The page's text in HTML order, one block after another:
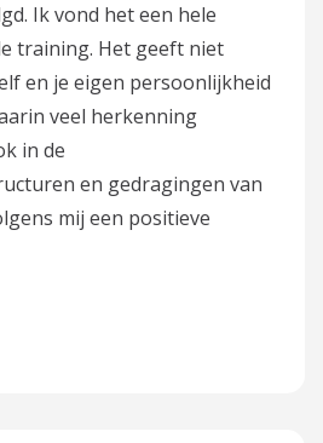
Ik vond het een hele
training. Het geeft niet
en je eigen persoonlijkheid
veel herkenning
in de
en gedragingen van
mij een positieve